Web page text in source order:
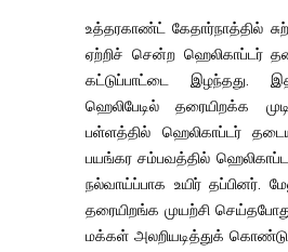
உத்தரகாண்ட் கேதார்நாத்தில்
ஏற்றிச் சென்ற ஹெலிகாப்டர்
கட்டுப்பாட்டை இழந்தது.
ஹெலிபேடில் தரையிறக்க
பள்ளத்தில் ஹெலிகாப்டர்
பயங்கர சம்பவத்தில்
நல்வாய்ப்பாக உயிர் தப்பினர்.
தரையிறங்க முயற்சி
மக்கள் அலறியடித்துக் கொண்டு